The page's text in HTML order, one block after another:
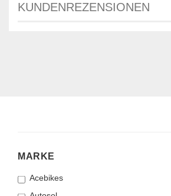
KUNDENREZENSIONEN
MARKE
MARKE
Acebikes